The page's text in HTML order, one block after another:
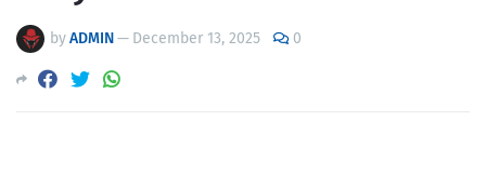
byADMIN— December 13, 2025 0